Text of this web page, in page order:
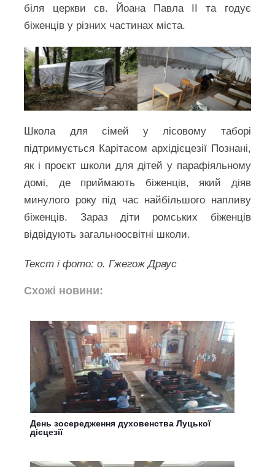
біля церкви св. Йоана Павла ІІ та годує
біженців у різних частинах міста.
Школа для сімей у лісовому таборі
підтримується Карітасом архідієцезії Познані,
як і проєкт школи для дітей у парафіяльному
домі, де приймають біженців, який діяв
минулого року під час найбільшого напливу
біженців. Зараз діти ромських біженців
відвідують загальноосвітні школи.
Текст і фото: о. Гжегож Драус
Схожі новини:
День зосередження духовенства Луцької
дієцезії